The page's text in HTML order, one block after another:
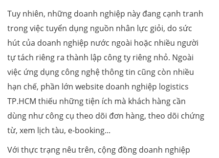
Tuy nhiên, những doanh nghiệp này đang cạnh tranh
trong việc tuyển dụng nguồn nhân lực giỏi, do sức
hút của doanh nghiệp nước ngoài hoặc nhiều người
tự tách riêng ra thành lập công ty riêng nhỏ. Ngoài
việc ứng dụng công nghệ thông tin cũng còn nhiều
hạn chế, phần lớn website doanh nghiệp logistics
TP.HCM thiếu những tiện ích mà khách hàng cần
dùng như công cụ theo dõi đơn hàng, theo dõi chứng
từ, xem lịch tàu, e-booking...
Với thực trạng nêu trên, cộng đồng doanh nghiệp